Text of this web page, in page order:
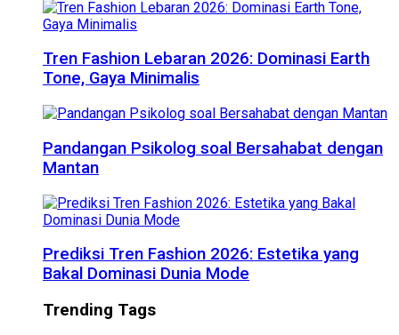
Tren Fashion Lebaran 2026: Dominasi Earth
Tone, Gaya Minimalis
Pandangan Psikolog soal Bersahabat dengan
Mantan
Prediksi Tren Fashion 2026: Estetika yang
Bakal Dominasi Dunia Mode
Trending Tags